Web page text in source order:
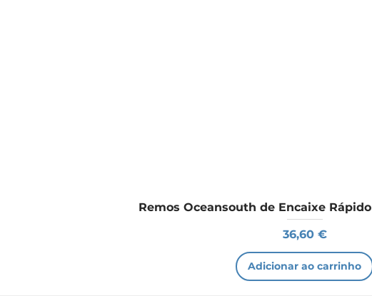
Remos Oceansouth de Encaixe
Preço
36,60 €
Adicionar ao carrinho